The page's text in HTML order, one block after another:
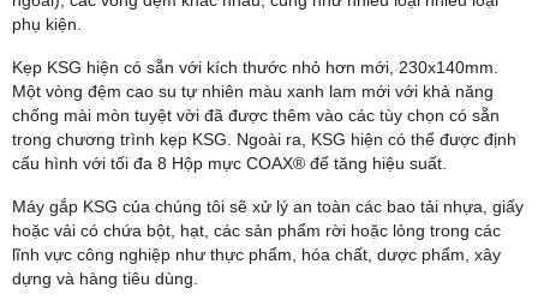
phụ kiện.
Kẹp KSG hiện có sẵn với kích thước nhỏ hơn mới, 230x140mm.
Một vòng đệm cao su tự nhiên màu xanh lam mới với khả năng
chống mài mòn tuyệt vời đã được thêm vào các tùy chọn có sẵn
trong chương trình kẹp KSG. Ngoài ra, KSG hiện có thể được định
cấu hình với tối đa 8 Hộp mực COAX® để tăng hiệu suất.
Máy gắp KSG của chúng tôi sẽ xử lý an toàn các bao tải nhựa, giấy
hoặc vải có chứa bột, hạt, các sản phẩm rời hoặc lỏng trong các
lĩnh vực công nghiệp như thực phẩm, hóa chất, dược phẩm, xây
dựng và hàng tiêu dùng.